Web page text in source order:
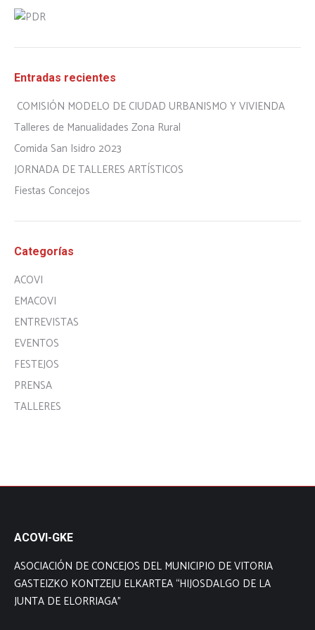
Entradas recientes
COMISIÓN MODELO DE CIUDAD URBANISMO Y VIVIENDA
Talleres de Manualidades Zona Rural
Comida San Isidro 2023
JORNADA DE TALLERES ARTÍSTICOS
Fiestas Concejos
Categorías
ACOVI
EMACOVI
ENTREVISTAS
EVENTOS
FESTEJOS
PRENSA
TALLERES
ACOVI-GKE
ASOCIACIÓN DE CONCEJOS DEL MUNICIPIO DE VITORIA
GASTEIZKO KONTZEJU ELKARTEA “HIJOSDALGO DE LA
JUNTA DE ELORRIAGA”